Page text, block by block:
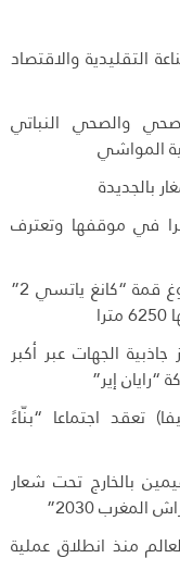
التقليدية والاقتصاد
والصحي النباتي
المواشي
بالجديدة
في موقفها وتعترف
متسلق مغربي عمره 15 يتمكن من بلوغ قمة “كانغ ياتسي 2”
الجهات عبر أكبر
إير”
تعقد اجتماعا “بنّاءً
بالخارج تحت شعار
2030”
العالم منذ انطلاق عملية